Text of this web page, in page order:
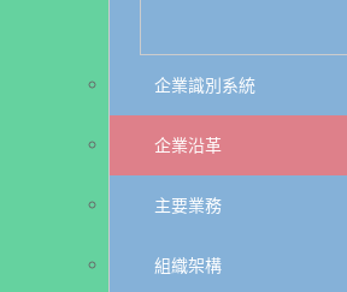
企業識別系統
企業沿革
主要業務
組織架構